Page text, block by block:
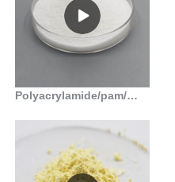
Polyacrylamide/pam/polymère floculant pour le traitement des eaux usées